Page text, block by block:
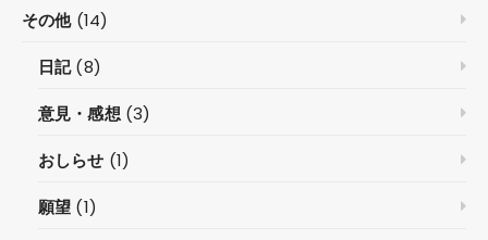
その他(14)
日記(8)
意見・感想(3)
おしらせ (1)
願望 (1)